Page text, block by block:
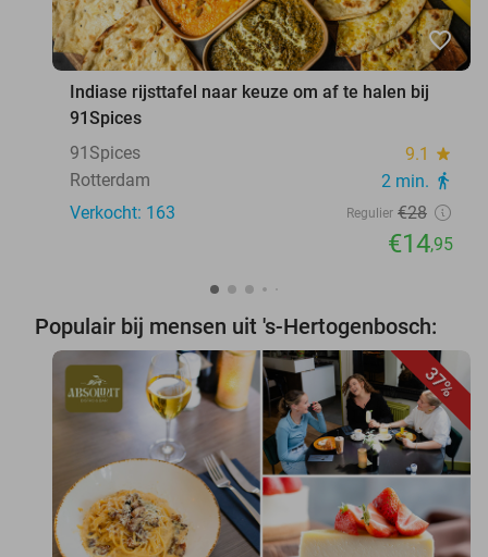
favorite_border
Indiase rijsttafel naar keuze om af te halen bij
91Spices
91Spices
9.1 star
Rotterdam 2 min. directions_walk
Verkocht: 163 Regulier €28
€14,95
Populair bij mensen uit 's-Hertogenbosch:
37%